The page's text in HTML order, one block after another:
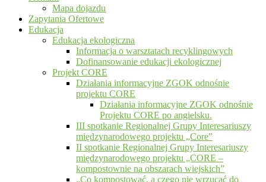
Mapa dojazdu
Zapytania Ofertowe
Edukacja
Edukacja ekologiczna
Informacja o warsztatach recyklingowych
Dofinansowanie edukacji ekologicznej
Projekt CORE
Działania informacyjne ZGOK odnośnie
projektu CORE
Działania informacyjne ZGOK odnośnie
Projektu CORE po angielsku.
III spotkanie Regionalnej Grupy Interesariuszy
międzynarodowego projektu „Core”
II spotkanie Regionalnej Grupy Interesariuszy
międzynarodowego projektu „CORE –
kompostownie na obszarach wiejskich”
„Co kompostować, a czego nie wrzucać do